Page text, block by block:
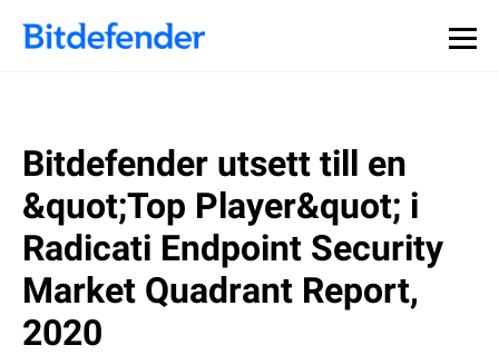
Bitdefender utsett till en
&quot;Top Player&quot; i
Radicati Endpoint Security
Market Quadrant Report,
2020